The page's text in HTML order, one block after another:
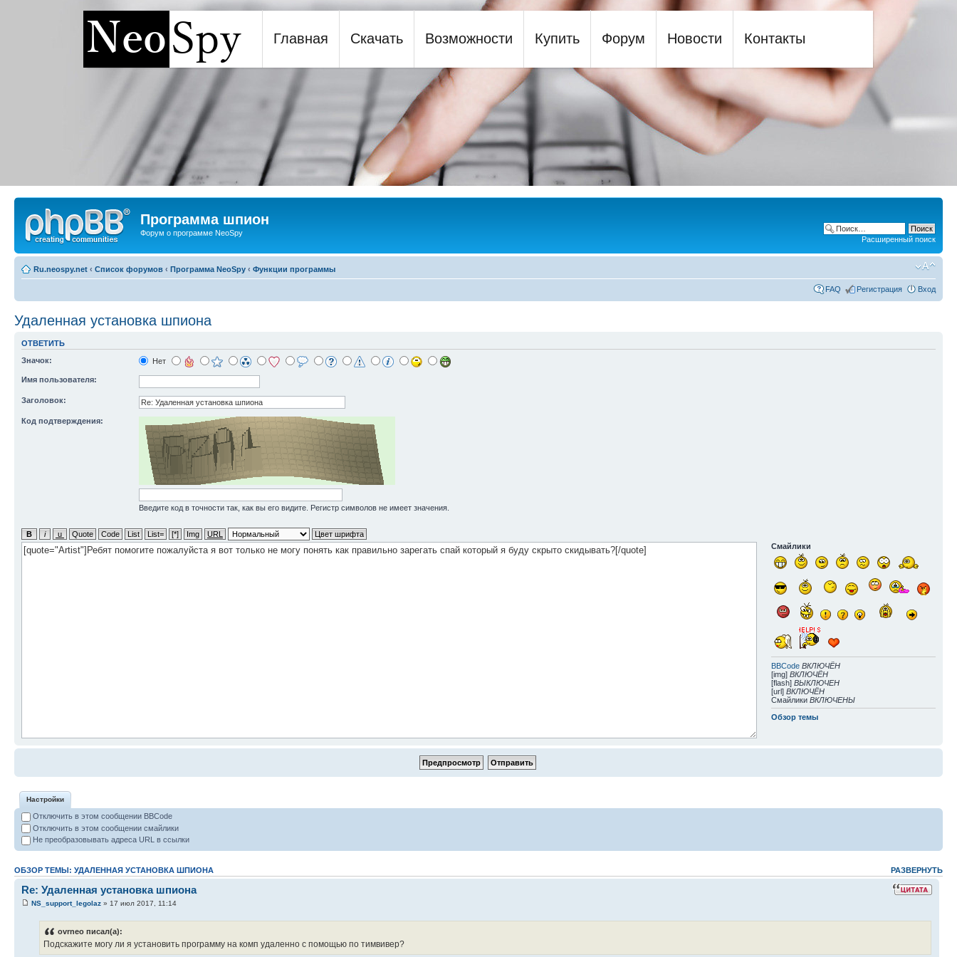
Программа шпион NeoSpy
Главная Скачать Возможности Купить Форум Новости Контакты
Программа шпион
Форум о программе NeoSpy
Расширенный поиск
Ru.neospy.net ‹ Список форумов ‹ Программа NeoSpy ‹ Функции программы
FAQ Регистрация Вход
Удаленная установка шпиона
ОТВЕТИТЬ
Значок: Нет
Имя пользователя:
Заголовок:
Код подтверждения:
Введите код в точности так, как вы его видите. Регистр символов не имеет значения.
Смайлики
BBCode ВКЛЮЧЁН
[img] ВКЛЮЧЁН
[flash] ВЫКЛЮЧЕН
[url] ВКЛЮЧЁН
Смайлики ВКЛЮЧЕНЫ
Обзор темы
Настройки
Отключить в этом сообщении BBCode
Отключить в этом сообщении смайлики
Не преобразовывать адреса URL в ссылки
РАЗВЕРНУТЬ
ОБЗОР ТЕМЫ: УДАЛЕННАЯ УСТАНОВКА ШПИОНА
Re: Удаленная установка шпиона
NS_support_legolaz » 17 июл 2017, 11:14
ovrneo писал(а):
Подскажите могу ли я установить программу на комп удаленно с помощью по тимвивер?